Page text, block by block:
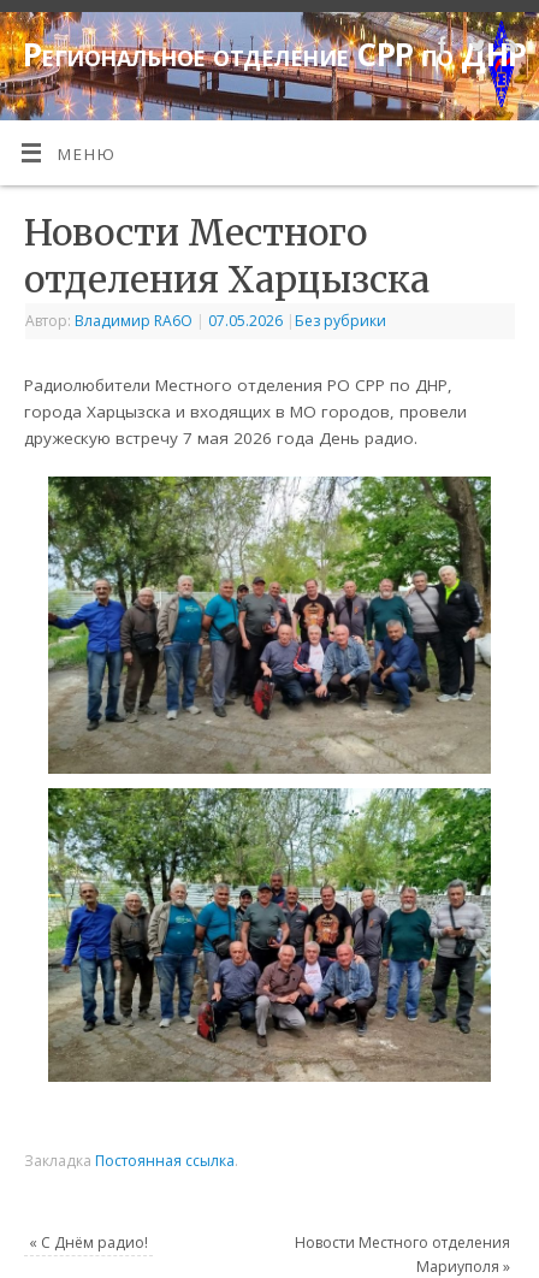
Региональное отделение СРР по ДНР
МЕНЮ
Новости Местного
отделения Харцызска
Автор: Владимир RA6O | 07.05.2026 | Без рубрики
Радиолюбители Местного отделения РО СРР по ДНР,
города Харцызска и входящих в МО городов, провели
дружескую встречу 7 мая 2026 года День радио.
Закладка Постоянная ссылка.
« С Днём радио!
Новости Местного отделения
Мариуполя »